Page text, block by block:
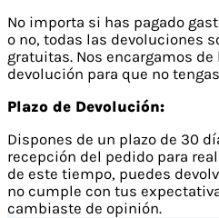
No importa si has pagado
o no, todas las devoluciones
gratuitas. Nos encargamos
devolución para que no
Plazo de Devolución:
Dispones de un plazo de 30
recepción del pedido para
de este tiempo, puedes
no cumple con tus
cambiaste de opinión.